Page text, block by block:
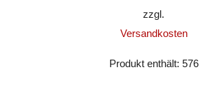
zzgl.
Versandkosten
Produkt enthält: 576